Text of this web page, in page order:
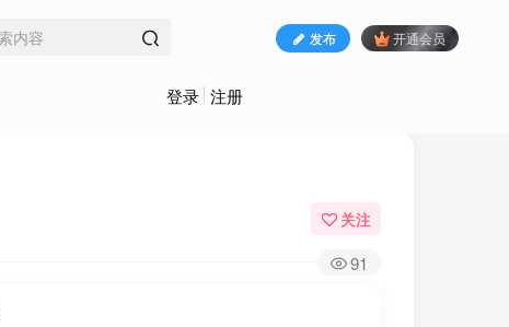
发布 开通会员
登录 注册
关注
91